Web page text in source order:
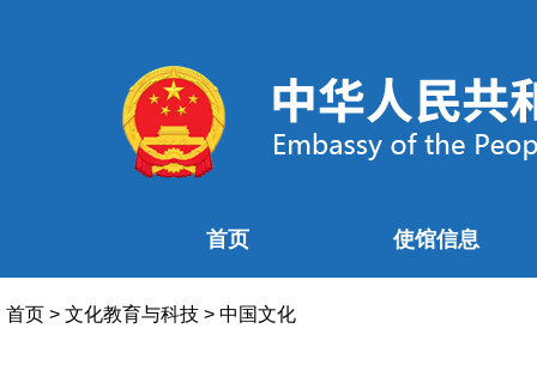
首页 使馆信息
首页 > 文化教育与科技 > 中国文化